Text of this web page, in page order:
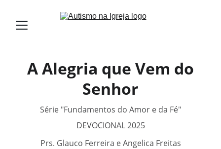
A Alegria que Vem do
Senhor
Série "Fundamentos do Amor e da Fé"
DEVOCIONAL 2025
Prs. Glauco Ferreira e Angelica Freitas